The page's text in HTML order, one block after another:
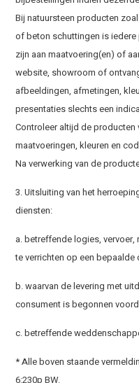
Bij natuursteen producten
of beton schuttingen is
zijn aan maatvoering(en) of
website, showroom of
afbeeldingen, afmetingen,
presentaties slechts een
Controleer altijd de
maatvoeringen, kleuren en
Na verwerking van de
3. Uitsluiting van het
diensten:
a. betreffende logies,
te verrichten op een
b. waarvan de levering met
consument is begonnen
c. betreffende
* Alle boven staande
6:230p BW.